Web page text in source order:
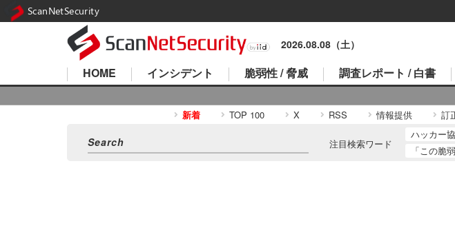
2026.08.08（土）
HOME インシデント 脆弱性 / 脅威 調査レポート / 白書
新着 TOP 100 X RSS 情報提供 訂
注目検索ワード
ハッカー
「この脆
ScanNetSecurity